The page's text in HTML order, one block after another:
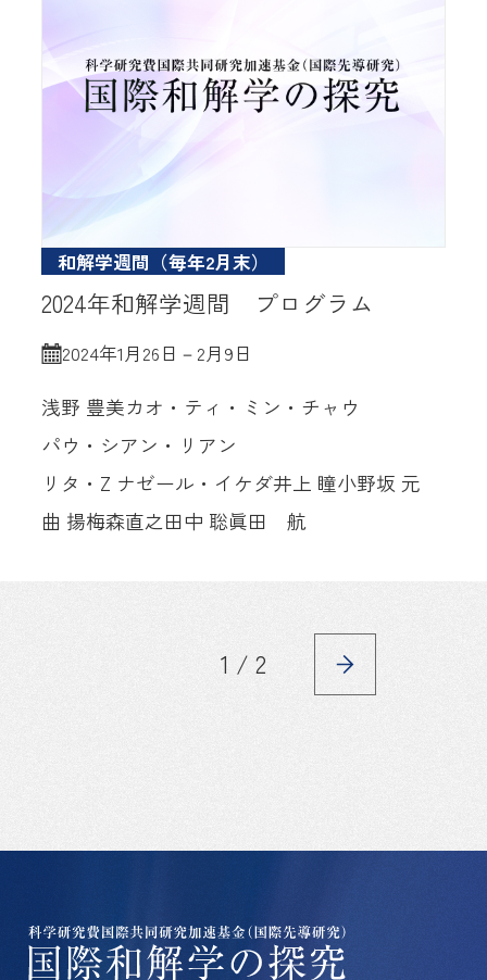
和解学週間（毎年2月末）
2024年和解学週間 プログラム
2024年1月26日－2月9日
浅野 豊美カオ・ティ・ミン・チャウ
パウ・シアン・リアン
リタ・Z ナゼール・イケダ井上 瞳小野坂 元
曲 揚梅森直之田中 聡眞田 航
1 / 2